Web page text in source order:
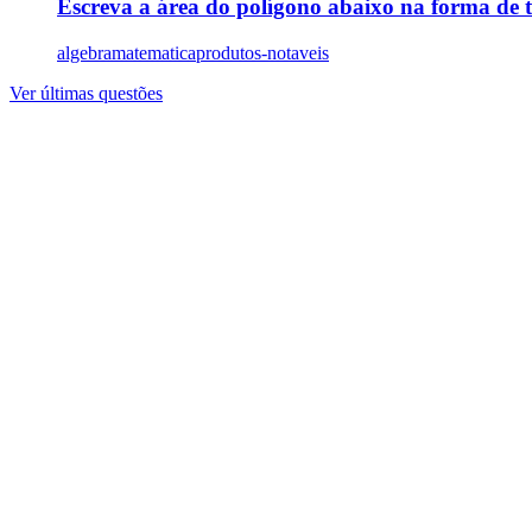
Escreva a área do polígono abaixo na forma
algebramatematicaprodutos-notaveis
Ver últimas questões